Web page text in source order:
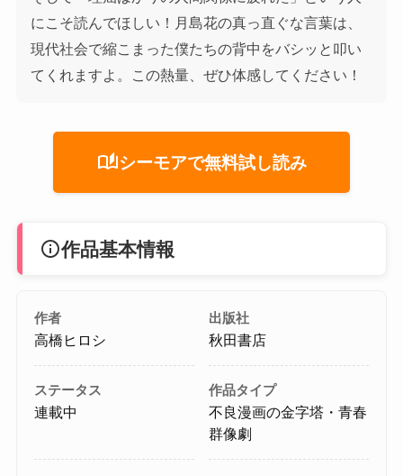
にこそ読んでほしい！月島花の真っ直ぐな言葉は、
現代社会で縮こまった僕たちの背中をバシッと叩い
てくれますよ。この熱量、ぜひ体感してください！
auto_storiesシーモアで無料試し読み
info作品基本情報
作者
高橋ヒロシ
出版社
秋田書店
ステータス
連載中
作品タイプ
不良漫画の金字塔・青春
群像劇